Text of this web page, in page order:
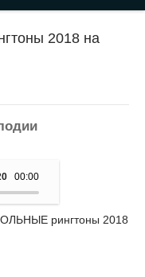
2018 на
00:00
на мобильный - Pika Pika
рингтоны 2018